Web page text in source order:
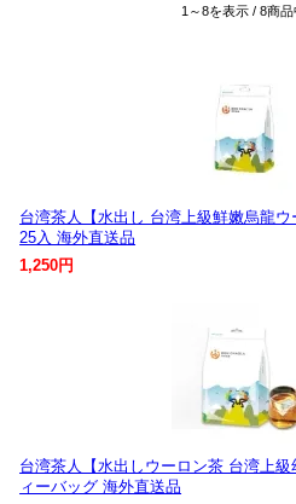
1～8を表示 / 8商品
台湾茶人【水出し 台湾上級鮮嫩烏龍
25入 海外直送品
1,250円
台湾茶人【水出しウーロン茶 台湾上
ィーバッグ 海外直送品